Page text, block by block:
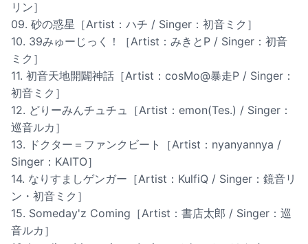
リン］
09. 砂の惑星［Artist：ハチ / Singer：初音ミク］
10. 39みゅーじっく！［Artist：みきとP / Singer：初音
ミク］
11. 初音天地開闢神話［Artist：cosMo@暴走P / Singer：
初音ミク］
12. どりーみんチュチュ［Artist：emon(Tes.) / Singer：
巡音ルカ］
13. ドクター＝ファンクビート［Artist：nyanyannya /
Singer：KAITO］
14. なりすましゲンガー［Artist：KulfiQ / Singer：鏡音リ
ン・初音ミク］
15. Someday'z Coming［Artist：書店太郎 / Singer：巡
音ルカ］